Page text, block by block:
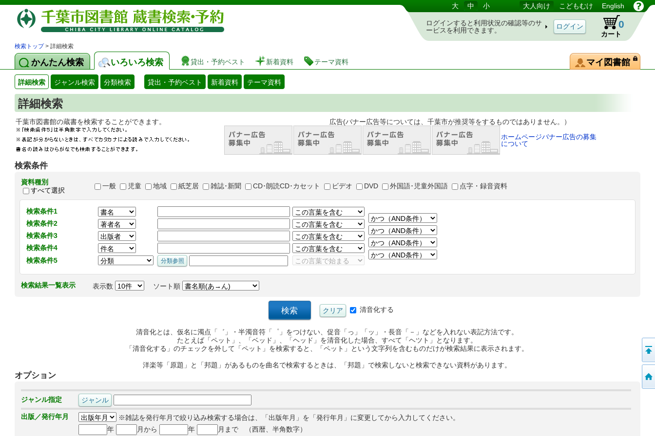
図書館 蔵書検索・予約システム 大 中 小 大人向け こどもむけ English
ログインすると利用状況の確認等のサ
ービスを利用できます。
カート
0
検索トップ> 詳細検索
かんたん検索 いろいろ検索 貸出・予約ベスト 新着資料 テーマ資料 マイ図書館
詳細検索 ジャンル検索 分類検索 貸出・予約ベスト 新着資料 テーマ資料
詳細検索
千葉市図書館の蔵書を検索することができます。 広告(バナー広告等については、千葉市が推奨等をするものではありません。）
ホームページバナー広告の募集
について
検索条件
資料種別
すべて選択
一般 児童 地域 紙芝居 雑誌･新聞 CD･朗読CD･カセット ビデオ DVD 外国語･児童外国語 点字・録音資料
検索条件1
検索条件2
検索条件3
検索条件4
検索条件5
検索結果一覧表示 表示数 ソート順
清音化する
清音化とは、仮名に濁点「゛」・半濁音符「゜」をつけない、促音「っ」「ッ」・長音「－」などを入れない表記方法です。
たとえば「ペット」、「ベッド」、「ヘッド」を清音化した場合、すべて「ヘツト」となります。
「清音化する」のチェックを外して「ペット」を検索すると、「ペット」という文字列を含むものだけが検索結果に表示されます。
洋楽等「原題」と「邦題」があるものを曲名で検索するときは、「邦題」で検索しないと検索できない資料があります。
オプション
ジャンル指定
出版／発行年月
※雑誌を発行年月で絞り込み検索する場合は、「出版年月」を「発行年月」に変更してから入力してください。
年
月から 年 月まで （西暦、半角数字）